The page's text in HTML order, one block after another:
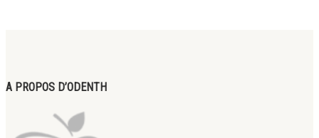
A PROPOS D’ODENTH